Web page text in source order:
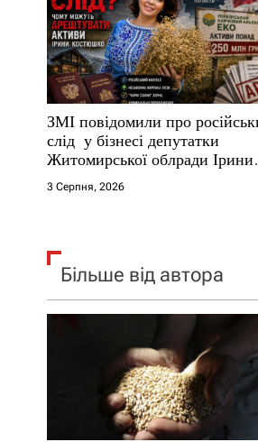
п
и
с
і
в
ЗМІ повідомили про
слід у бізнесі депутатки
Житомирської облради Ірини
Костюшко та чому можуть
арештувати її активи
3 Серпня, 2026
Більше від автора